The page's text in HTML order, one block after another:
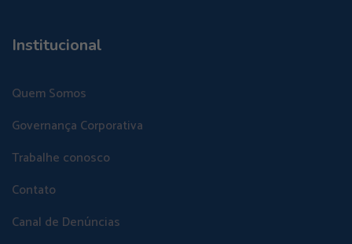
Institucional
Quem Somos
Governança Corporativa
Trabalhe conosco
Contato
Canal de Denúncias